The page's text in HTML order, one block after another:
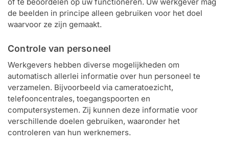
de beelden in principe alleen gebruiken voor het doel
waarvoor ze zijn gemaakt.
Controle van personeel
Werkgevers hebben diverse mogelijkheden om
automatisch allerlei informatie over hun personeel te
verzamelen. Bijvoorbeeld via cameratoezicht,
telefooncentrales, toegangspoorten en
computersystemen. Zij kunnen deze informatie voor
verschillende doelen gebruiken, waaronder het
controleren van hun werknemers.